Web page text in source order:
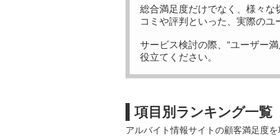
総合満足度だけでなく、様々な
コミや評判といった、実際のユ
サービス検討の際、“ユーザー
役立てください。
項目別ランキング一覧
アルバイト情報サイトの顧客満足度